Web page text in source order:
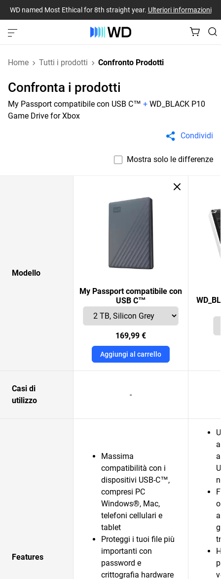
WD named Most Ethical for 8th straight year. Ulteriori informazioni
Home Tutti i prodotti Confronto Prodotti
Confronta i prodotti
My Passport compatibile con USB C™ + WD_BLACK P10
Game Drive for Xbox
Condividi
Mostra solo le differenze
Modello
My Passport compatibile con
USB C™
169,99 €
Aggiungi al carrello
Casi di
utilizzo
-
Features
Massima
compatibilità con i
dispositivi USB-C™,
compresi PC
Windows®, Mac,
telefoni cellulari e
tablet
Proteggi i tuoi file più
importanti con
password e
crittografia hardware